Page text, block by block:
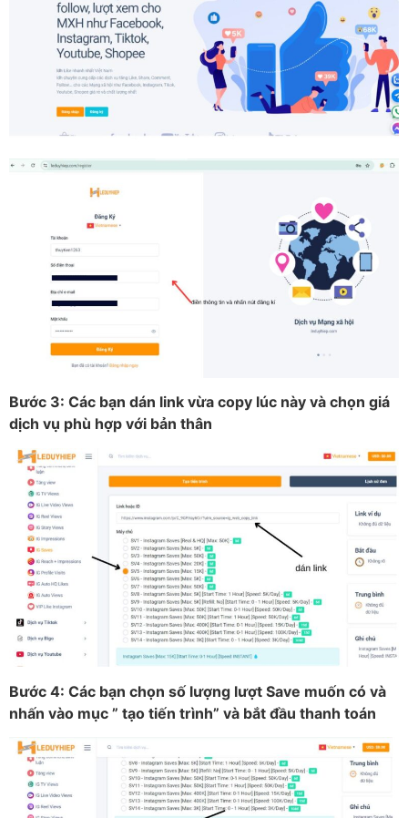
Bước 3: Các bạn dán link vừa copy lúc này và chọn giá
dịch vụ phù hợp với bản thân
Bước 4: Các bạn chọn số lượng lượt Save muốn có và
nhấn vào mục ” tạo tiến trình” và bắt đầu thanh toán